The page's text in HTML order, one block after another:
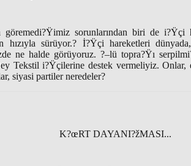
sorunlarından biri de i?Ÿçi
hızıyla sürüyor.? İ?Ÿçi hareketleri
ne halde görüyoruz. ?–lü topra?Ÿı
Tekstil i?Ÿçilerine destek vermeliyiz. Onlar,
siyasi partiler neredeler?
K?œRT DAYANI?žMASI...